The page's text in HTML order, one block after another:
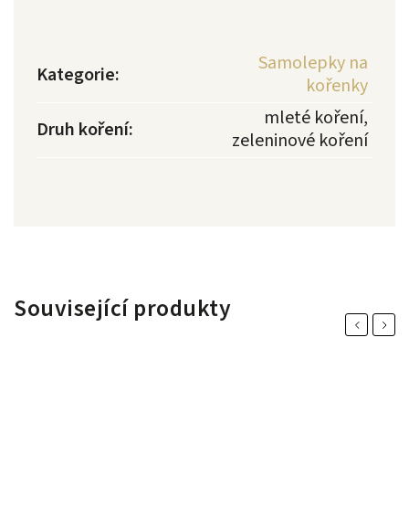
Kategorie:
Samolepky na
kořenky
Druh koření:
mleté koření,
zeleninové koření
Související produkty PreviousNext